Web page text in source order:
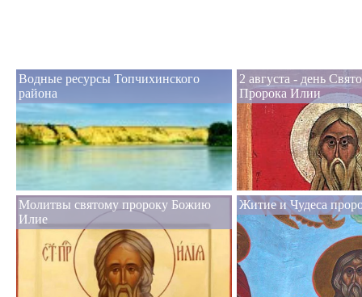
Водные ресурсы Топчихинского
района
2 августа - день
Пророка Илии
Молитвы святому пророку Божию
Илие
Житие и Чудеса